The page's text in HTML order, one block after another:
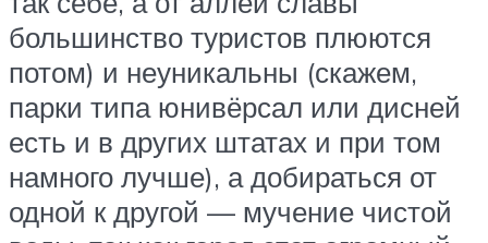
большинство туристов плюются
потом) и неуникальны (скажем,
парки типа юнивёрсал или дисней
есть и в других штатах и при том
намного лучше), а добираться от
одной к другой — мучение чистой